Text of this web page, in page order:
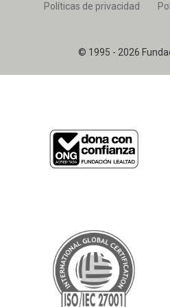
© 1995 - 2026
Políticas de privacidad